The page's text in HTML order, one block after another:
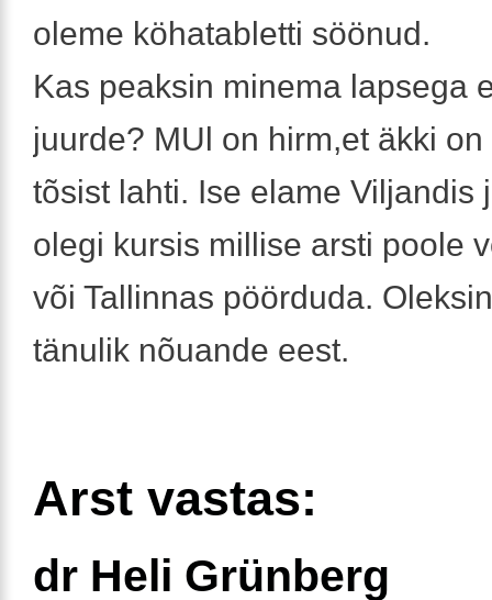
oleme köhatabletti söönud.
Kas peaksin minema lapsega
juurde? MUl on hirm,et äkki
tõsist lahti. Ise elame Viljandis
olegi kursis millise arsti poole
või Tallinnas pöörduda.
tänulik nõuande eest.
Arst vastas:
dr Heli Grünberg